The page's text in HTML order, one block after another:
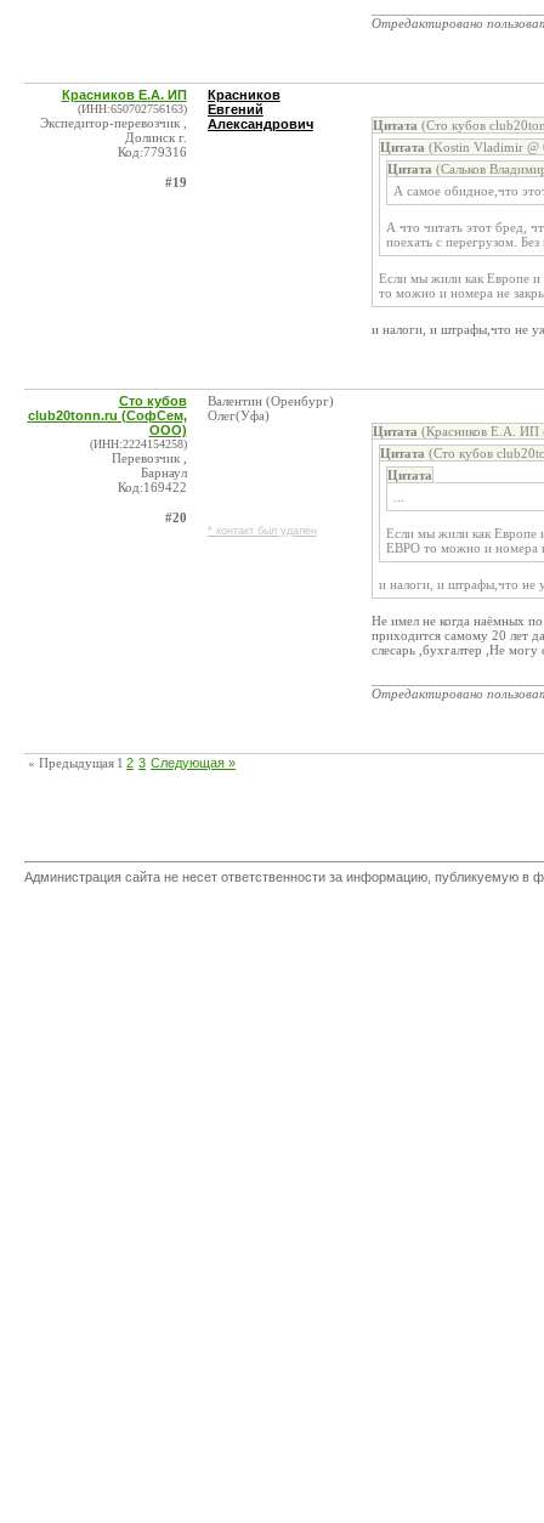
Отредактировано
Красников Е.А. ИП
(ИНН:650702756163)
Экспедитор-перевозчик ,
Долинск г.
Код:779316
#19
Красников
Евгений
Александрович
Цитата (Сто кубов
Цитата (Kostin Vladimir @
Цитата (Сальков
А самое обидное,что
А что читать этот бред,
поехать с перегрузом.
Если мы жили как Европе и
то можно и номера не
и налоги, и штрафы,что не
Сто кубов
club20tonn.ru (СофСем,
ООО)
(ИНН:2224154258)
Перевозчик ,
Барнаул
Код:169422
#20
Валентин (Оренбург)
Олег(Уфа)
* контакт был удален
Цитата (Красников Е.А. ИП
Цитата (Сто кубов
Цитата
Если мы жили как Европе
ЕВРО то можно и номера
и налоги, и штрафы,что не
Не имел не когда наёмных по
приходится самому 20 лет
слесарь ,бухгалтер ,Не могу
Отредактировано
« Предыдущая 1 2 3 Следующая »
Администрация сайта не несет ответственности за информацию, публикуемую